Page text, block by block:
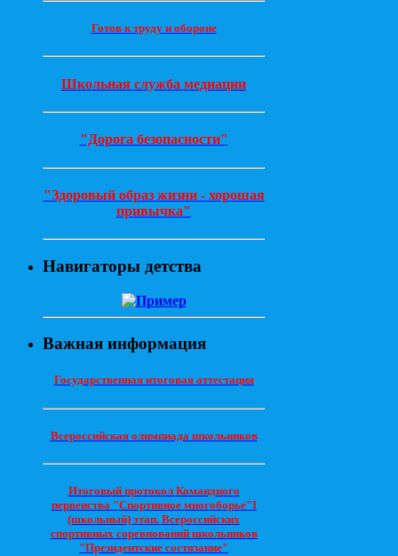
Готов к труду и обороне
Школьная служба медиации
"Дорога безопасности"
"Здоровый образ жизни - хорошая
привычка"
Навигаторы детства
Важная информация
Государственная итоговая аттестация
Всероссийская олимпиада школьников
Итоговый протокол Командного
первенства "Спортивное многоборье"I
(школьный) этап. Всероссийских
спортивных соревнований школьников
"Президентские состязание"